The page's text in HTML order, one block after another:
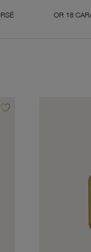
OR 18 CARATS 750
favorite_borderAjouter à vos favoris